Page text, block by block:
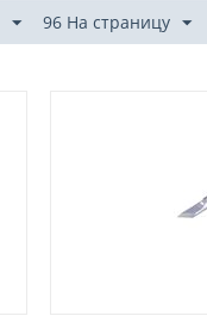
96 На страницу